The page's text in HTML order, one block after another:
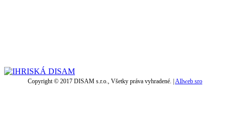
Copyright © 2017 DISAM s.r.o., Všetky práva vyhradené. |Allweb sro